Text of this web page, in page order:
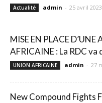
Actualité admin - 25 avril 2023
MISE EN PLACE
AFRICAINE : La RDC
UNION AFRICAINE admin - 27
New Compound Fights